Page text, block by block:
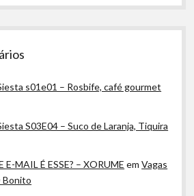
s01e01 – Rosbife, café gourmet
S03E04 – Suco de Laranja, Tiquira
MAIL É ESSE? – XORUME emVagas
Bonito